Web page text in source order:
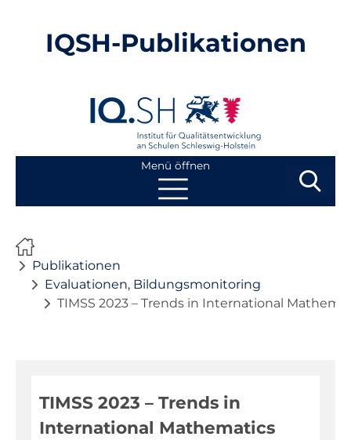
IQSH-Publikationen
Menü öffnen
Publikationen
Evaluationen, Bildungsmonitoring
Fortbildungen
Publikationen
Evaluationen, Bildungsmonitoring
TIMSS 2023 – Trends in International
TIMSS 2023 – Trends in
International Mathematics